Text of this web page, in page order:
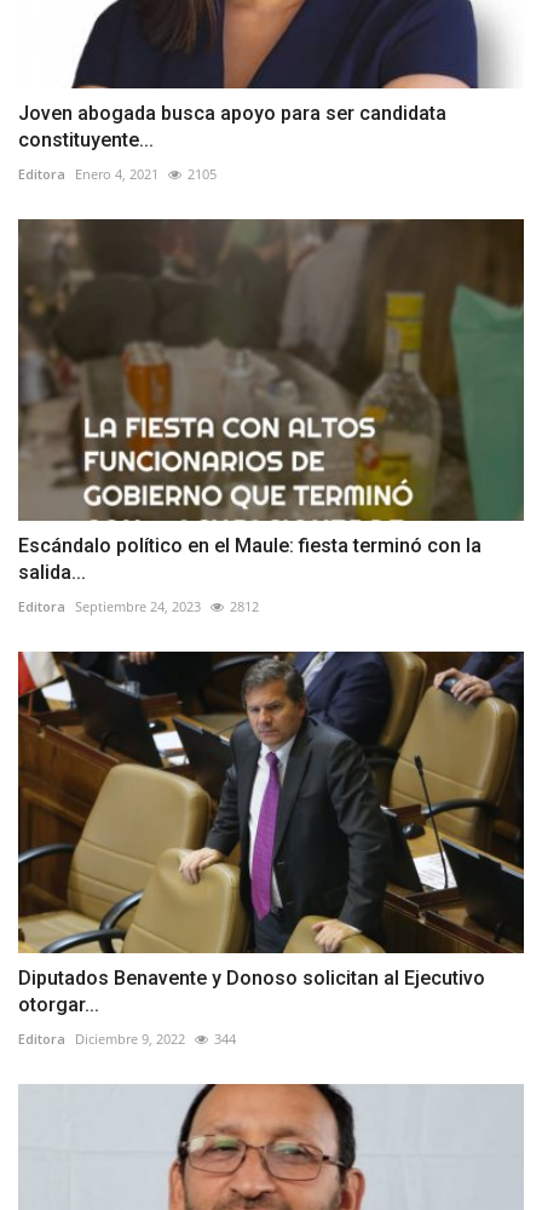
Joven abogada busca apoyo para ser candidata
constituyente...
Editora Enero 4, 2021 2105
Escándalo político en el Maule: fiesta terminó con la
salida...
Editora Septiembre 24, 2023 2812
Diputados Benavente y Donoso solicitan al Ejecutivo
otorgar...
Editora Diciembre 9, 2022 344